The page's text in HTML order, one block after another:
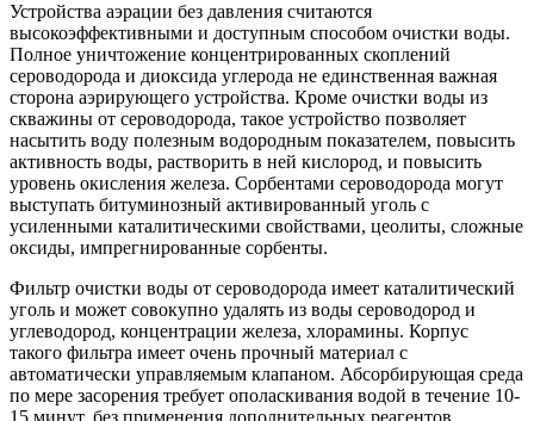
Устройства аэрации без давления считаются
высокоэффективными и доступным способом очистки воды.
Полное уничтожение концентрированных скоплений
сероводорода и диоксида углерода не единственная важная
сторона аэрирующего устройства. Кроме очистки воды из
скважины от сероводорода, такое устройство позволяет
насытить воду полезным водородным показателем, повысить
активность воды, растворить в ней кислород, и повысить
уровень окисления железа. Сорбентами сероводорода могут
выступать битуминозный активированный уголь с
усиленными каталитическими свойствами, цеолиты, сложные
оксиды, импрегнированные сорбенты.
Фильтр очистки воды от сероводорода имеет каталитический
уголь и может совокупно удалять из воды сероводород и
углеводород, концентрации железа, хлорамины. Корпус
такого фильтра имеет очень прочный материал с
автоматически управляемым клапаном. Абсорбирующая среда
по мере засорения требует ополаскивания водой в течение 10-